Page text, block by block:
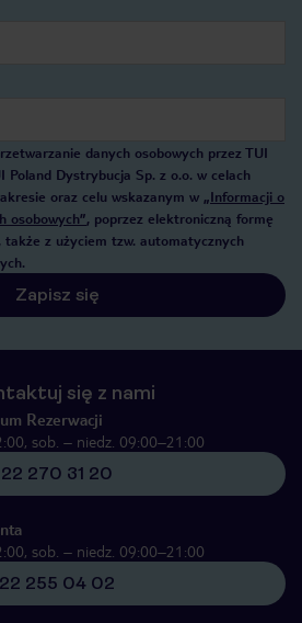
danych osobowych przez TUI
Poland Dystrybucja Sp. z o.o. w celach
oraz celu wskazanym w „Informacji o
osobowych”, poprzez elektroniczną formę
z użyciem tzw. automatycznych
Zapisz się
się z nami
Rezerwacji
sob. – niedz. 09:00–21:00
22 270 31 20
sob. – niedz. 09:00–21:00
22 255 04 02